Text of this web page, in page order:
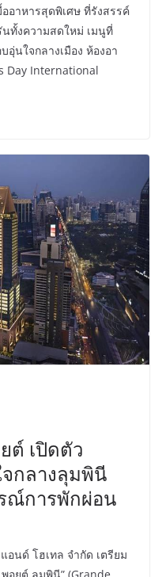
อาหารสุดพิเศษ ที่รังสรรค์
ทั้งความสดใหม่ เมนูที่
นใจกลางเมือง ห้องอา
Day International
ต์ เปิดตัว
กลางลุมพินี
ณ์การพักผ่อน
อนด์ โฮเทล จำกัด เตรียม
อยต์ ลุมพินี” (Grande